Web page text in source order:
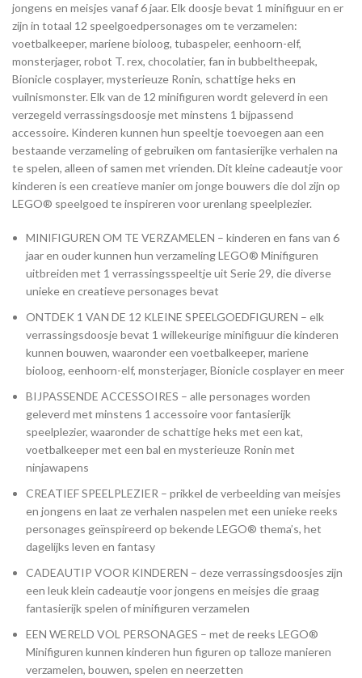
jongens en meisjes vanaf 6 jaar. Elk doosje bevat 1 minifiguur en er
zijn in totaal 12 speelgoedpersonages om te verzamelen:
voetbalkeeper, mariene bioloog, tubaspeler, eenhoorn-elf,
monsterjager, robot T. rex, chocolatier, fan in bubbeltheepak,
Bionicle cosplayer, mysterieuze Ronin, schattige heks en
vuilnismonster. Elk van de 12 minifiguren wordt geleverd in een
verzegeld verrassingsdoosje met minstens 1 bijpassend
accessoire. Kinderen kunnen hun speeltje toevoegen aan een
bestaande verzameling of gebruiken om fantasierijke verhalen na
te spelen, alleen of samen met vrienden. Dit kleine cadeautje voor
kinderen is een creatieve manier om jonge bouwers die dol zijn op
LEGO® speelgoed te inspireren voor urenlang speelplezier.
MINIFIGUREN OM TE VERZAMELEN – kinderen en fans van 6
jaar en ouder kunnen hun verzameling LEGO® Minifiguren
uitbreiden met 1 verrassingsspeeltje uit Serie 29, die diverse
unieke en creatieve personages bevat
ONTDEK 1 VAN DE 12 KLEINE SPEELGOEDFIGUREN – elk
verrassingsdoosje bevat 1 willekeurige minifiguur die kinderen
kunnen bouwen, waaronder een voetbalkeeper, mariene
bioloog, eenhoorn-elf, monsterjager, Bionicle cosplayer en meer
BIJPASSENDE ACCESSOIRES – alle personages worden
geleverd met minstens 1 accessoire voor fantasierijk
speelplezier, waaronder de schattige heks met een kat,
voetbalkeeper met een bal en mysterieuze Ronin met
ninjawapens
CREATIEF SPEELPLEZIER – prikkel de verbeelding van meisjes
en jongens en laat ze verhalen naspelen met een unieke reeks
personages geïnspireerd op bekende LEGO® thema’s, het
dagelijks leven en fantasy
CADEAUTIP VOOR KINDEREN – deze verrassingsdoosjes zijn
een leuk klein cadeautje voor jongens en meisjes die graag
fantasierijk spelen of minifiguren verzamelen
EEN WERELD VOL PERSONAGES – met de reeks LEGO®
Minifiguren kunnen kinderen hun figuren op talloze manieren
verzamelen, bouwen, spelen en neerzetten